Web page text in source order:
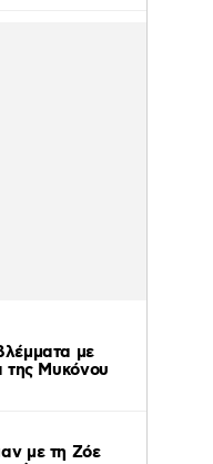
με
της Μυκόνου
με τη Ζόε